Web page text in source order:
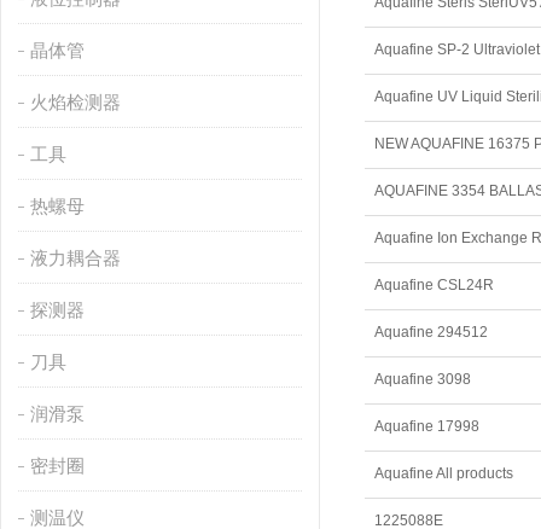
晶体管
火焰检测器
工具
热螺母
液力耦合器
探测器
刀具
润滑泵
密封圈
测温仪
Aquafine SP-2
NEW AQUAFINE 16375
AQUAFINE 3354
Aquafine Ion Exchange
Aquafine CSL24R
Aquafine 294512
Aquafine 3098
Aquafine 17998
Aquafine All products
1225088E